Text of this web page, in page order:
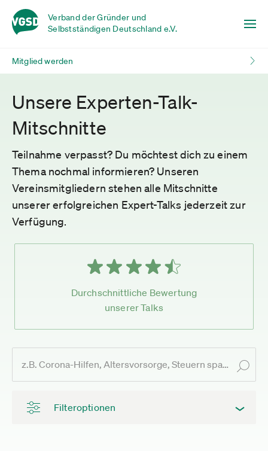
Verband der Gründer und
Selbstständigen Deutschland e.V.
Mitglied werden
Unsere Experten-Talk-
Mitschnitte
Teilnahme verpasst? Du möchtest dich zu einem
Thema nochmal informieren? Unseren
Vereinsmitgliedern stehen alle Mitschnitte
unserer erfolgreichen Expert-Talks jederzeit zur
Verfügung.
Durchschnittliche Bewertung
unserer Talks
Filteroptionen